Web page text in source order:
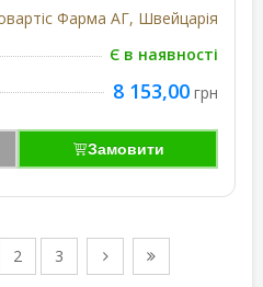
Фарма АГ, Швейцарія
Є в наявності
8 153,00 грн
Замовити
2 3